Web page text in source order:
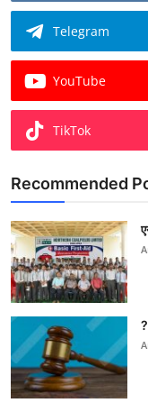
Telegram
YouTube
TikTok
Recommended